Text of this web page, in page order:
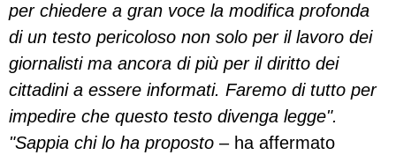
per chiedere a gran voce la modifica profonda
di un testo pericoloso non solo per il lavoro dei
giornalisti ma ancora di più per il diritto dei
cittadini a essere informati. Faremo di tutto per
impedire che questo testo divenga legge".
"Sappia chi lo ha proposto – ha affermato